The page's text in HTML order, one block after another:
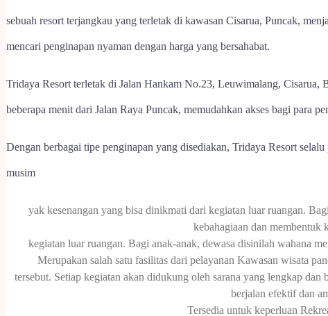
sebuah resort terjangkau yang terletak di kawasan Cisarua, Puncak,
mencari penginapan nyaman dengan harga yang bersahabat.
Tridaya Resort terletak di Jalan Hankam No.23, Leuwimalang, Cisarua,
beberapa menit dari Jalan Raya Puncak, memudahkan akses bagi para
Dengan berbagai tipe penginapan yang disediakan, Tridaya Resort
musim
yak kesenangan yang bisa dinikmati dari kegiatan luar ruangan.
kebahagiaan dan membentuk
kegiatan luar ruangan. Bagi anak-anak, dewasa disinilah wahana
Merupakan salah satu fasilitas dari pelayanan Kawasan wisata
tersebut. Setiap kegiatan akan didukung oleh sarana yang lengkap
berjalan efektif dan
Tersedia untuk keperluan